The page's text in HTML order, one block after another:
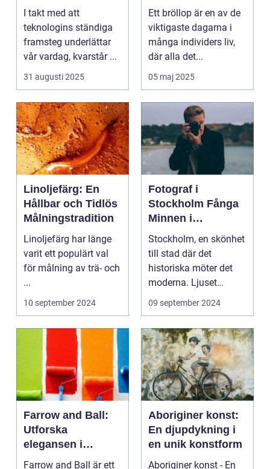
Östermalm
I takt med att
teknologins ständiga
framsteg underlättar
vår vardag, kvarstår ...
31 augusti 2025
nyckelspelare för
oförglömliga
minnen
Ett bröllop är en av de
viktigaste dagarna i
många individers liv,
där alla det...
05 maj 2025
Linoljefärg: En
Hållbar och Tidlös
Målningstradition
Linoljefärg har länge
varit ett populärt val
för målning av trä- och
...
10 september 2024
Fotograf i
Stockholm Fånga
Minnen i
Huvudstaden
Stockholm, en skönhet
till stad där det
historiska möter det
moderna. Ljuset
reflekte...
09 september 2024
Farrow and Ball:
Utforska
elegansen i
varumärkets färger
Farrow and Ball är ett
Aboriginer konst:
En djupdykning i
en unik konstform
Aboriginer konst - En